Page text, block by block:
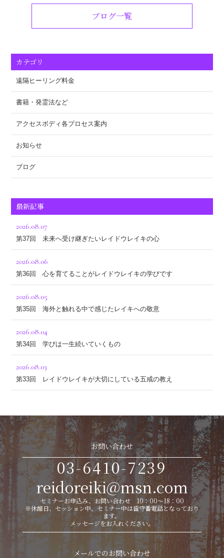
ブログ一覧
カテゴリ
遠隔ヒーリング料金
書籍・発霊法など
アクセスボディ各プロセス案内
お知らせ
ブログ
最新記事
2026.08.07
第37回 未来へ受け継ぎたいレイドウレイキの心
2026.08.06
第36回 心を育てることがレイドウレイキの学びです
2026.08.05
第35回 海外と触れる中で感じたレイキへの敬意
2026.08.04
第34回 学びは一生続いていくもの
2026.08.03
第33回 レイドウレイキが大切にしている五戒の教え
お問い合わせ
03-6410-7239
reidoreiki@msn.com
セミナーお申込み、お問い合わせ 10：00～18：00
※休館日、セッション中、セミナー中は留守番電話となっており
ます。
メッセージをお入れください。
メールでのお問い合わせ